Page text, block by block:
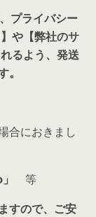
プライバシー
や【弊社のサ
るよう、発送
合におきまし
等
すので、ご安